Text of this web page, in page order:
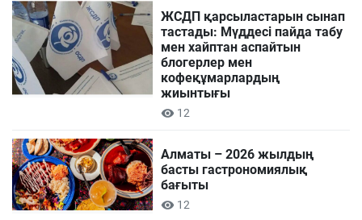
ЖСДП қарсыластарын сынап
тастады: Мүддесі пайда табу
мен хайптан аспайтын
блогерлер мен
кофеқұмарлардың
жиынтығы
12
Алматы – 2026 жылдың
басты гастрономиялық
бағыты
12